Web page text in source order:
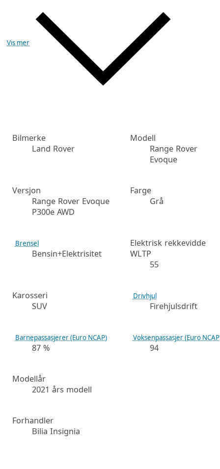
Vis mer
Bilmerke
Land Rover
Modell
Range Rover
Evoque
Versjon
Range Rover Evoque
P300e AWD
Farge
Grå
Brensel
Bensin+Elektrisitet
Elektrisk rekkevidde
WLTP
55
Karosseri
SUV
Drivhjul
Firehjulsdrift
Barnepassasjerer (Euro NCAP)
87 %
Voksenpassasjer (Euro
94
Modellår
2021 års modell
Forhandler
Bilia Insignia